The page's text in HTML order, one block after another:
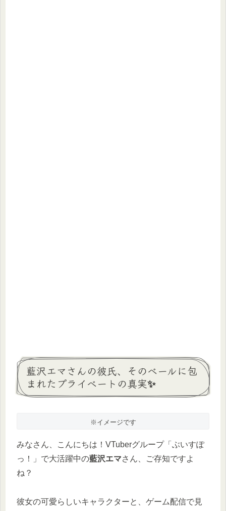
藍沢エマさんの彼氏、そのベールに包
まれたプライベートの真実✨
※イメージです
みなさん、こんにちは！VTuberグループ「ぶいすぽ
っ！」で大活躍中の藍沢エマさん、ご存知ですよ
ね？
彼女の可愛らしいキャラクターと、ゲーム配信で見